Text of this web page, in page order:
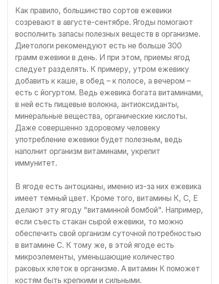
Как правило, большинство сортов ежевики
созревают в августе-сентябре. Ягоды помогают
восполнить запасы полезных веществ в организме.
Диетологи рекомендуют есть не больше 300
грамм ежевики в день. И при этом, приемы ягод
следует разделять. К примеру, утром ежевику
добавить к каше, в обед – к полосе, а вечером –
есть с йогуртом. Ведь ежевика богата витаминами,
в ней есть пищевые волокна, антиоксиданты,
минеральные вещества, органические кислоты.
Даже совершенно здоровому человеку
употребление ежевики будет полезным, ведь
наполнит организм витаминами, укрепит
иммунитет.
В ягоде есть антоцианы, именно из-за них ежевика
имеет темный цвет. Кроме того, витамины К, С, Е
делают эту ягоду "витаминной бомбой". Например,
если съесть стакан сырой ежевики, то можно
обеспечить свой организм суточной потребностью
в витамине С. К тому же, в этой ягоде есть
микроэлементы, уменьшающие количество
раковых клеток в организме. А витамин К поможет
костям быть крепкими и сильными.